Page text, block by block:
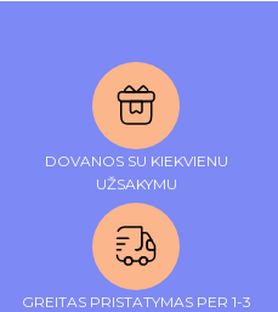
DOVANOS SU KIEKVIENU
UŽSAKYMU
GREITAS PRISTATYMAS PER 1-3